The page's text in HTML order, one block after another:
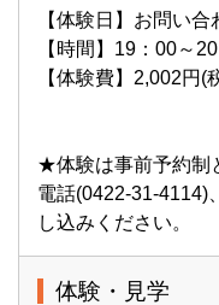
【体験日】お問い
【時間】19：00～
【体験費】2,002円(
★体験は事前予約制
電話(0422-31-4114)
し込みください。
体験・見学